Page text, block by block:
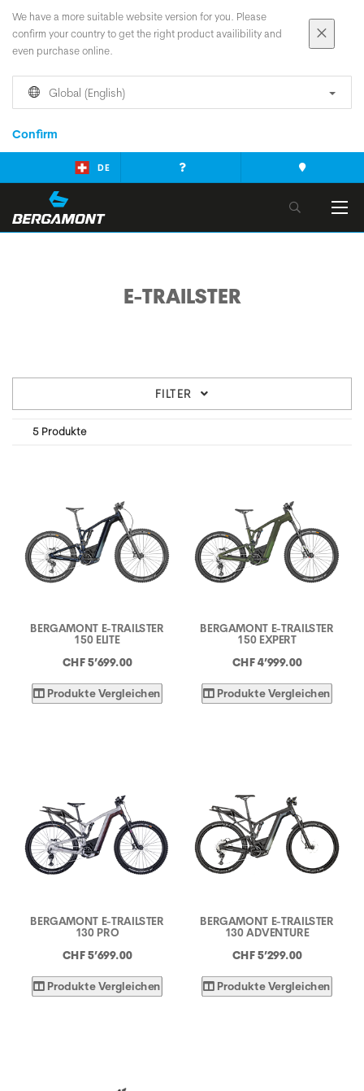
We have a more suitable website version for you. Please
confirm your country to get the right product availibility and
even purchase online.
Global (English)
Confirm
DE
E-TRAILSTER
FILTER
5 Produkte
BERGAMONT E-TRAILSTER
150 ELITE
CHF 5’699.00
Produkte Vergleichen
BERGAMONT E-TRAILSTER
150 EXPERT
CHF 4’999.00
Produkte Vergleichen
BERGAMONT E-TRAILSTER
130 PRO
CHF 5’699.00
Produkte Vergleichen
BERGAMONT E-TRAILSTER
130 ADVENTURE
CHF 5’299.00
Produkte Vergleichen